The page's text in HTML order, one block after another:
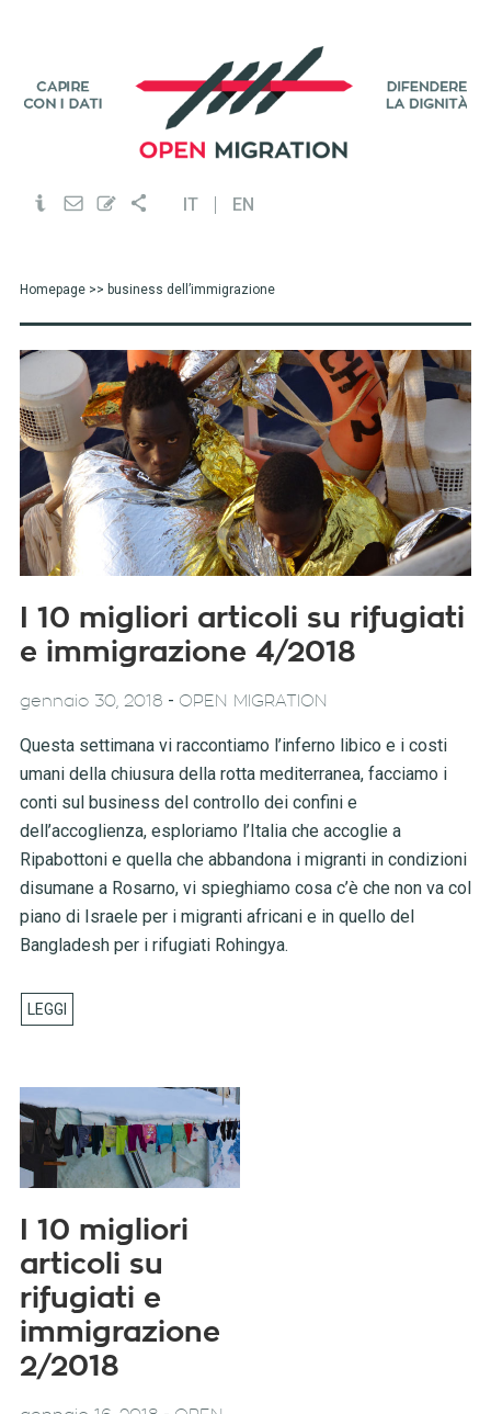
IT EN
Homepage>> business dell’immigrazione
I 10 migliori articoli su rifugiati
e immigrazione 4/2018
gennaio 30, 2018 - OPEN MIGRATION
Questa settimana vi raccontiamo l’inferno libico e i costi
umani della chiusura della rotta mediterranea, facciamo i
conti sul business del controllo dei confini e
dell’accoglienza, esploriamo l’Italia che accoglie a
Ripabottoni e quella che abbandona i migranti in condizioni
disumane a Rosarno, vi spieghiamo cosa c’è che non va col
piano di Israele per i migranti africani e in quello del
Bangladesh per i rifugiati Rohingya.
I 10 migliori
articoli su
rifugiati e
immigrazione
2/2018